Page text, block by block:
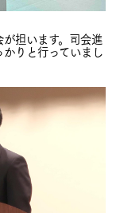
担います。司会進
りと行っていまし